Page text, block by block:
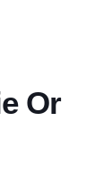
Or